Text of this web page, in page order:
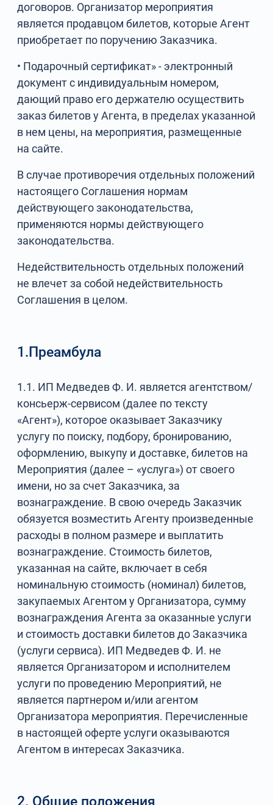
договоров. Организатор мероприятия
является продавцом билетов, которые Агент
приобретает по поручению Заказчика.
• Подарочный сертификат» - электронный
документ с индивидуальным номером,
дающий право его держателю осуществить
заказ билетов у Агента, в пределах указанной
в нем цены, на мероприятия, размещенные
на сайте.
В случае противоречия отдельных положений
настоящего Соглашения нормам
действующего законодательства,
применяются нормы действующего
законодательства.
Недействительность отдельных положений
не влечет за собой недействительность
Соглашения в целом.
1.Преамбула
1.1. ИП Медведев Ф. И. является агентством/
консьерж-сервисом (далее по тексту
«Агент»), которое оказывает Заказчику
услугу по поиску, подбору, бронированию,
оформлению, выкупу и доставке, билетов на
Мероприятия (далее – «услуга») от своего
имени, но за счет Заказчика, за
вознаграждение. В свою очередь Заказчик
обязуется возместить Агенту произведенные
расходы в полном размере и выплатить
вознаграждение. Стоимость билетов,
указанная на сайте, включает в себя
номинальную стоимость (номинал) билетов,
закупаемых Агентом у Организатора, сумму
вознаграждения Агента за оказанные услуги
и стоимость доставки билетов до Заказчика
(услуги сервиса). ИП Медведев Ф. И. не
является Организатором и исполнителем
услуги по проведению Мероприятий, не
является партнером и/или агентом
Организатора мероприятия. Перечисленные
в настоящей оферте услуги оказываются
Агентом в интересах Заказчика.
2. Общие положения